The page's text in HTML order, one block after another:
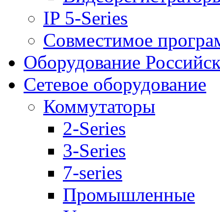
IP 5-Series
Совместимое
Оборудование
Сетевое оборудование
Коммутаторы
2-Series
3-Series
7-series
Промышленные